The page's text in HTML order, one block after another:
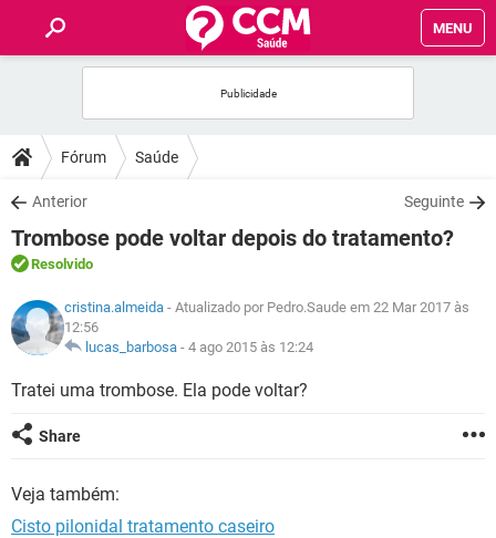
MENU
FÓRUM
SAÚDE
FAMÍLIA
NUTRIÇÃO
SEXUALIDADE
Fórum Saúde
Anterior Seguinte
Trombose pode voltar depois do tratamento?
Resolvido
cristina.almeida - Atualizado por Pedro.Saude em 22 Mar 2017 às
12:56
lucas_barbosa -4 ago 2015 às 12:24
Tratei uma trombose. Ela pode voltar?
Share
Veja também:
Cisto pilonidal tratamento caseiro